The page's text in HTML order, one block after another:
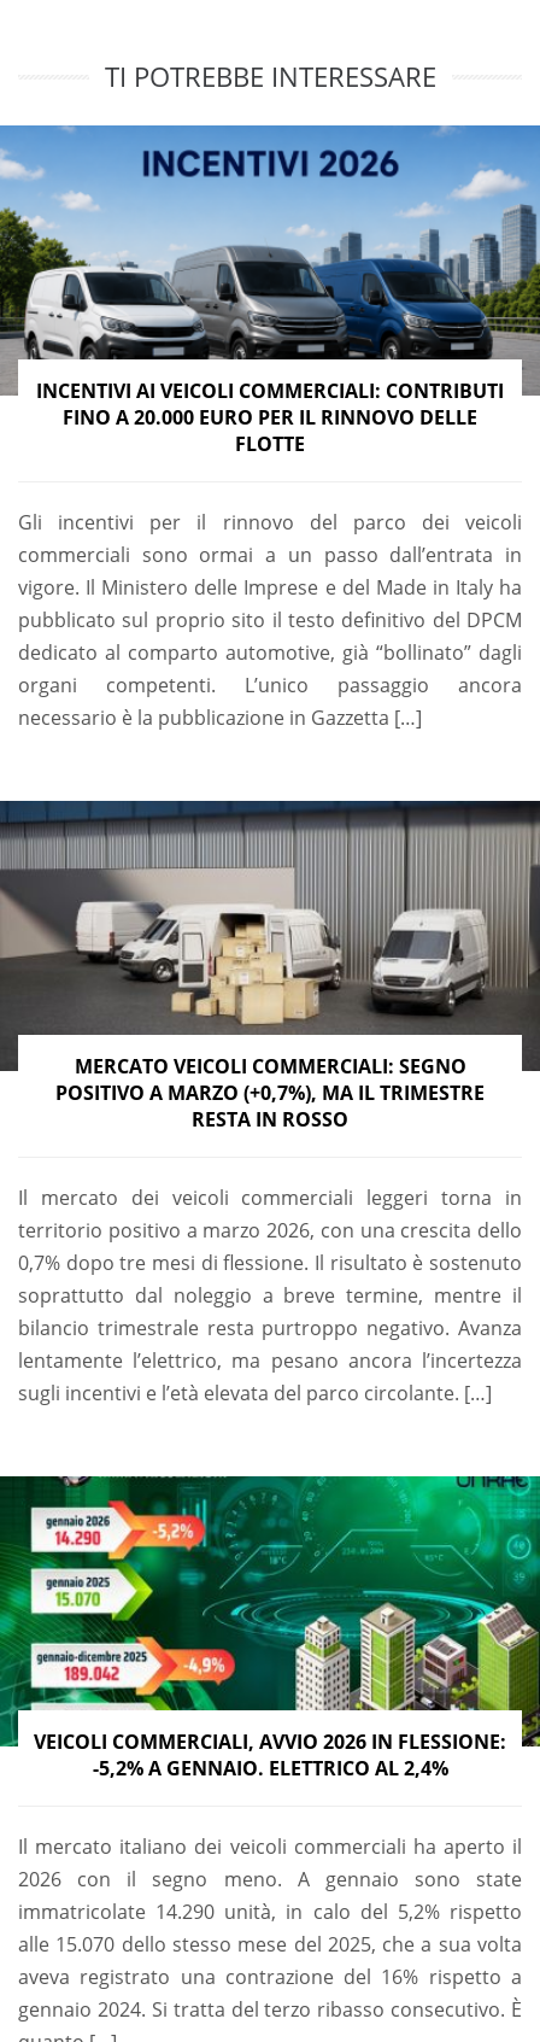
TI POTREBBE INTERESSARE
INCENTIVI AI VEICOLI COMMERCIALI: CONTRIBUTI
FINO A 20.000 EURO PER IL RINNOVO DELLE
FLOTTE
Gli incentivi per il rinnovo del parco dei veicoli
commerciali sono ormai a un passo dall’entrata in
vigore. Il Ministero delle Imprese e del Made in Italy ha
pubblicato sul proprio sito il testo definitivo del DPCM
dedicato al comparto automotive, già “bollinato” dagli
organi competenti. L’unico passaggio ancora
necessario è la pubblicazione in Gazzetta […]
MERCATO VEICOLI COMMERCIALI: SEGNO
POSITIVO A MARZO (+0,7%), MA IL TRIMESTRE
RESTA IN ROSSO
Il mercato dei veicoli commerciali leggeri torna in
territorio positivo a marzo 2026, con una crescita dello
0,7% dopo tre mesi di flessione. Il risultato è sostenuto
soprattutto dal noleggio a breve termine, mentre il
bilancio trimestrale resta purtroppo negativo. Avanza
lentamente l’elettrico, ma pesano ancora l’incertezza
sugli incentivi e l’età elevata del parco circolante. […]
VEICOLI COMMERCIALI, AVVIO 2026 IN FLESSIONE:
-5,2% A GENNAIO. ELETTRICO AL 2,4%
Il mercato italiano dei veicoli commerciali ha aperto il
2026 con il segno meno. A gennaio sono state
immatricolate 14.290 unità, in calo del 5,2% rispetto
alle 15.070 dello stesso mese del 2025, che a sua volta
aveva registrato una contrazione del 16% rispetto a
gennaio 2024. Si tratta del terzo ribasso consecutivo. È